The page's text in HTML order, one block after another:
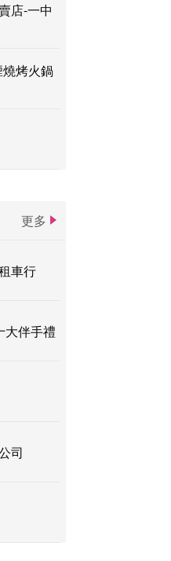
店-一中
烤火鍋
更多
車行
大伴手禮
司